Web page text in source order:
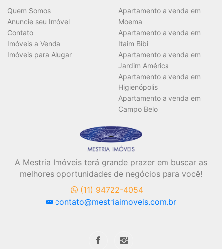
Vagas
Área Útil (m²)
BUSCAR
Quem Somos
Anuncie seu Imóvel
Contato
Imóveis a Venda
Imóveis para Alugar
Apartamento a venda em
Moema
Apartamento a venda em
Itaim Bibi
Apartamento a venda em
Jardim América
Apartamento a venda em
Higienópolis
Apartamento a venda em
Campo Belo
A Mestria Imóveis terá grande prazer em buscar as
melhores oportunidades de negócios para você!
(11) 94722-4054
contato@mestriaimoveis.com.br